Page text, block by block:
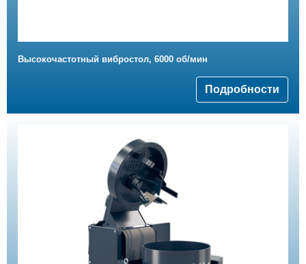
Высокочастотный вибростол, 6000 об/мин
Подробности